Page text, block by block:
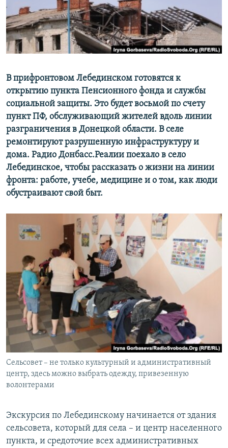
ПОБЕДИТЕЛЕЙ НЕ СУДЯТ?
КРЫМ.НЕПОКОРЕННЫЙ
ELIFBE
ПРИСОЕДИНЯЙТЕСЬ!
Все сайты RFE/RL
В прифронтовом Лебединском готовятся к
открытию пункта Пенсионного фонда и службы
социальной защиты. Это будет восьмой по счету
пункт ПФ, обслуживающий жителей вдоль линии
разграничения в Донецкой области. В селе
ремонтируют разрушенную инфраструктуру и
дома. Радио Донбасс.Реалии поехало в село
Лебединское, чтобы рассказать о жизни на линии
фронта: работе, учебе, медицине и о том, как люди
обустраивают свой быт.
Сельсовет – не только культурный и административный
центр, здесь можно выбрать одежду, привезенную
волонтерами
Экскурсия по Лебединскому начинается от здания
сельсовета, который для села – и центр населенного
пункта, и средоточие всех административных